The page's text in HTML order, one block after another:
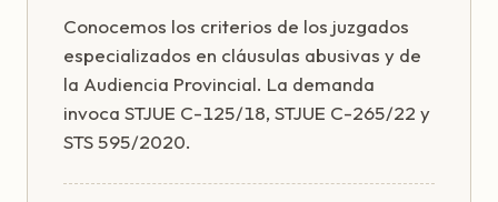
Conocemos los criterios de los juzgados
especializados en cláusulas abusivas y de
la Audiencia Provincial. La demanda
invoca STJUE C-125/18, STJUE C-265/22 y
STS 595/2020.